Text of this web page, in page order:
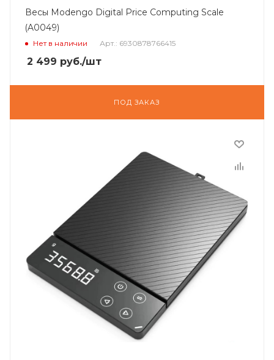
Весы Modengo Digital Price Computing Scale
(A0049)
Нет в наличии Арт.: 6930878766415
2 499 руб./шт
ПОД ЗАКАЗ